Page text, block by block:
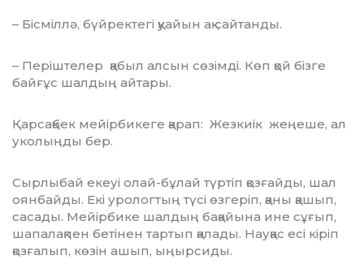
– Бісміллә, бүйректегі қуайын ақ сайтанды.
– Періштелер қабыл алсын сөзімді. Көп қой бізге
байғұс шалдың айтары.
Қарсақбек мейірбикеге қарап: Жезкиік жеңеше, ал
уколыңды бер.
Сырлыбай екеуі олай-бұлай түртіп қозғайды, шал
оянбайды. Екі урологтың түсі өзгеріп, қаны қашып,
сасады. Мейір­би­ке шалдың бақайына ине сұғып,
шапа­лақ­пен бетінен тартып қалады. Науқас есі кіріп
қозғалып, көзін ашып, ыңырсиды.